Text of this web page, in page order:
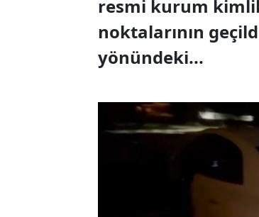
resmi kurum
noktalarının
yönündeki...